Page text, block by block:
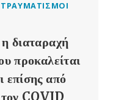
ΤΡΑΥΜΑΤΙΣΜΟΊ
διαταραχή
προκαλείται
επίσης από
τον COVID